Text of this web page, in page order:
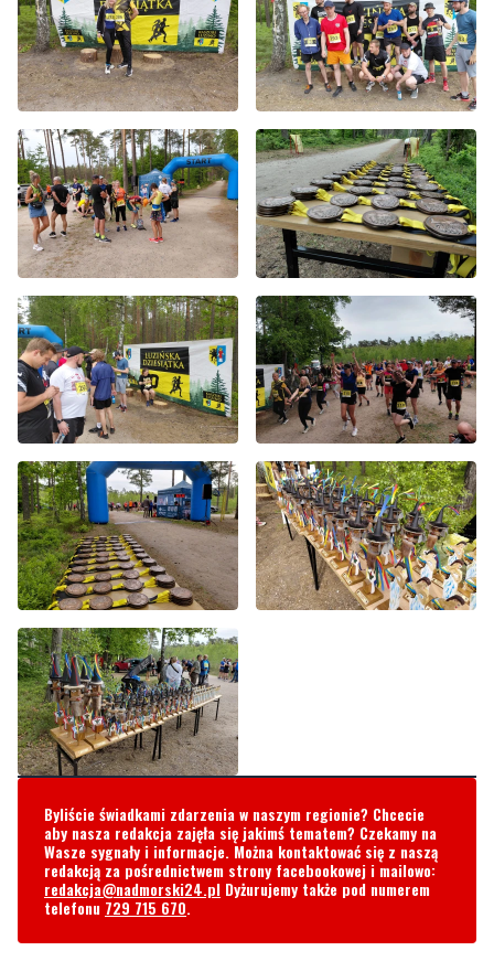
Byliście świadkami zdarzenia w naszym regionie? Chcecie
aby nasza redakcja zajęła się jakimś tematem? Czekamy na
Wasze sygnały i informacje. Można kontaktować się z naszą
redakcją za pośrednictwem strony facebookowej i mailowo:
redakcja@nadmorski24.pl Dyżurujemy także pod numerem
telefonu 729 715 670.